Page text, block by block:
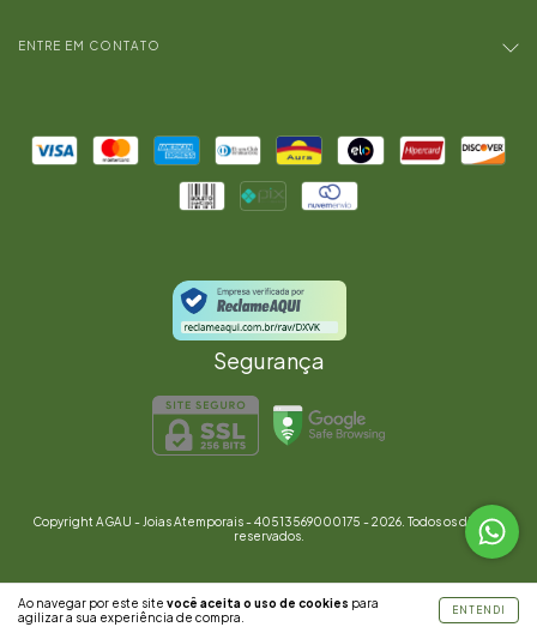
Ao navegar por este site você aceita o uso de cookies para
agilizar a sua experiência de compra.
ENTENDI
ENTRE EM CONTATO
Segurança
Copyright AGAU - Joias Atemporais - 40513569000175 - 2026. Todos os direitos
reservados.